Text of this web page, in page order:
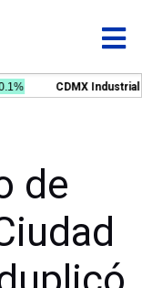
CDMX Industrial
de